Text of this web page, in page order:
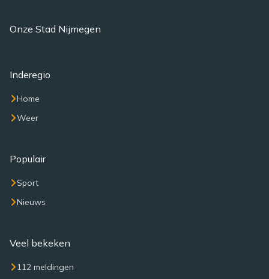
Onze Stad Nijmegen
Inderegio
Home
Weer
Populair
Sport
Nieuws
Veel bekeken
112 meldingen